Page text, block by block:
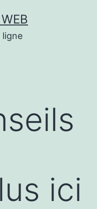
ligne
ici